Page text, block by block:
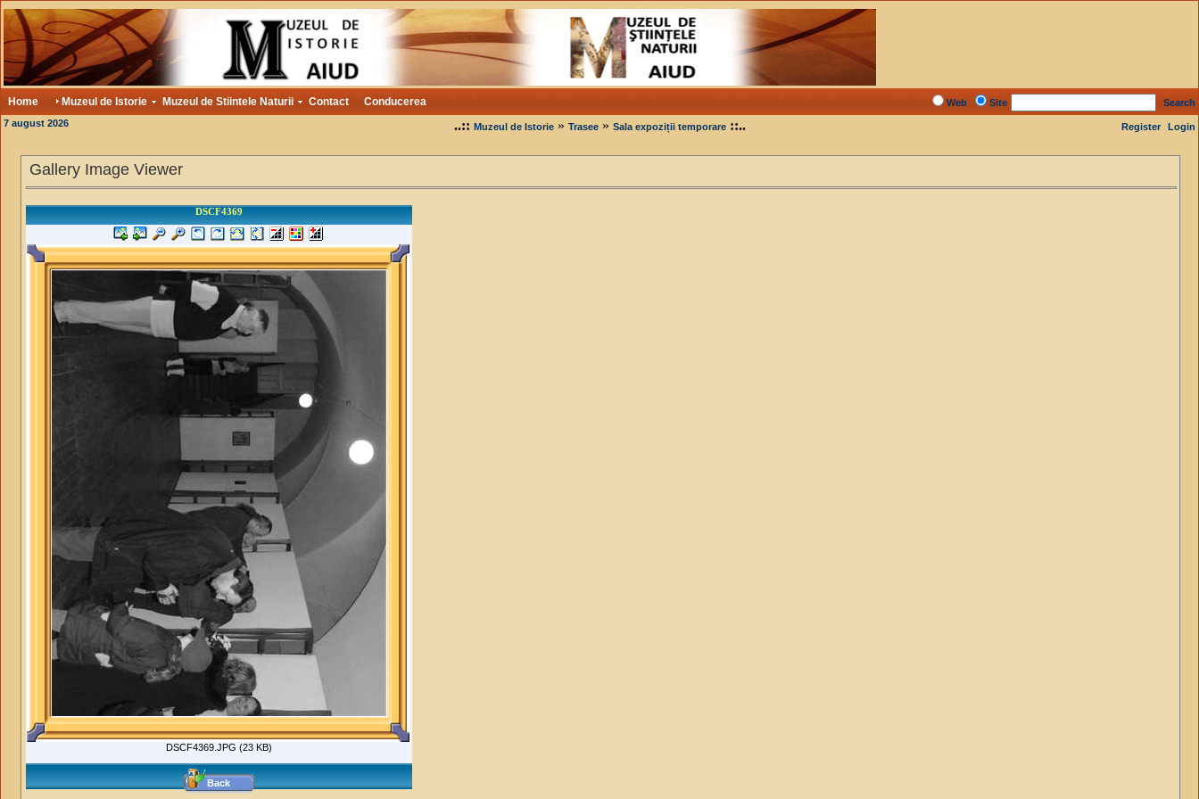
Home Muzeul de Istorie Muzeul de Stiintele Naturii Contact Conducerea Web Site
Search
7 august 2026
..:: Muzeul de Istorie» Trasee» Sala expoziții temporare ::.. Register Login
Gallery Image Viewer
DSCF4369
DSCF4369.JPG (23 KB)